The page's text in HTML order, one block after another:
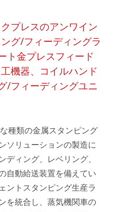
プレスのアンワイン
グ/フィーディングラ
ト金プレスフィード
機器、コイルハンド
/フィーディングユニ
種類の金属スタンピング
ソリューションの製造に
ディング、レベリング、
自動給送装置を備えてい
ントスタンピング生産ラ
を統合し、蒸気機関車の